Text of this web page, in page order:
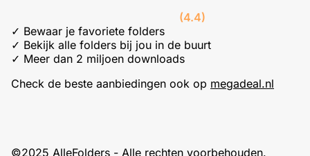
(4.4)
✓ Bewaar je favoriete folders
✓ Bekijk alle folders bij jou in de buurt
✓ Meer dan 2 miljoen downloads
Check de beste aanbiedingen ook op megadeal.nl
©2025 AlleFolders - Alle rechten voorbehouden.